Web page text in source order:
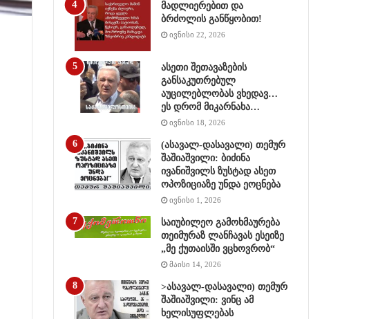
მადლიერებით და
ბრძოლის განწყობით!
ივნისი 22, 2026
ასეთი შეთავაზების
განსაკუთრებულ
აუცილებლობას ვხედავ…
ეს დრომ მიკარნახა…
ივნისი 18, 2026
(ასავალ-დასავალი) თემურ
შაშიაშვილი: ბიძინა
ივანიშვილს ზუსტად ასეთ
ოპოზიციაზე უნდა ეოცნება
ივნისი 1, 2026
საიუბილეო გამოხმაურება
თეიმურაზ ლანჩავას ესეიზე
„მე ქუთაისში ვცხოვრობ“
მაისი 14, 2026
>ასავალ-დასავალი) თემურ
შაშიაშვილი: ვინც ამ
ხელისუფლებას